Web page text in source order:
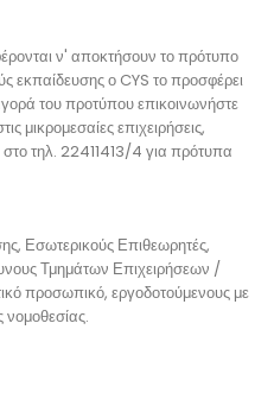
ν' αποκτήσουν το πρότυπο
εκπαίδευσης ο CYS το προσφέρει
του προτύπου επικοινωνήστε
μικρομεσαίες επιχειρήσεις,
στο τηλ. 22411413/4 για πρότυπα
Εσωτερικούς Επιθεωρητές,
Τμημάτων Επιχειρήσεων /
προσωπικό, εργοδοτούμενους με
νομοθεσίας.